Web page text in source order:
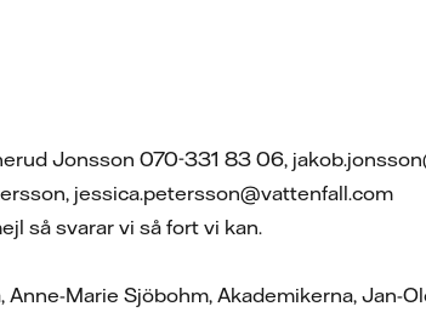
Jonsson 070-331 83 06,
jessica.petersson@vattenfall.com
så svarar vi så fort vi kan.
Marie Sjöbohm, Akademikerna, Jan-